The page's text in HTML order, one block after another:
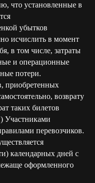
что установленные в
убытков
исчислить в момент
в том числе, затраты
и операционные
потери.
приобретенных
возврату
таких билетов
Участниками
перевозчиков.
календарных дней с
оформленного